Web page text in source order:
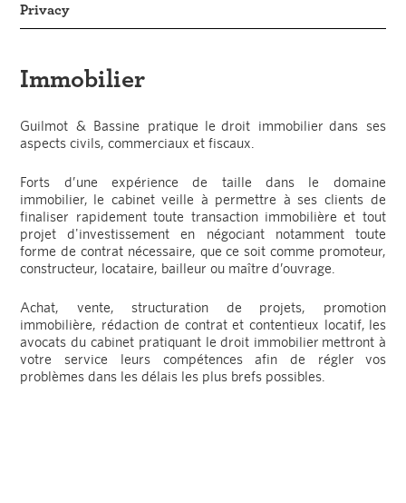
Immobilier
Guilmot & Bassine pratique le droit immobilier dans ses
aspects civils, commerciaux et fiscaux.
Forts d’une expérience de taille dans le domaine
immobilier, le cabinet veille à permettre à ses clients de
finaliser rapidement toute transaction immobilière et tout
projet d'investissement en négociant notamment toute
forme de contrat nécessaire, que ce soit comme promoteur,
constructeur, locataire, bailleur ou maître d’ouvrage.
Achat, vente, structuration de projets, promotion
immobilière, rédaction de contrat et contentieux locatif, les
avocats du cabinet pratiquant le droit immobilier mettront à
votre service leurs compétences afin de régler vos
problèmes dans les délais les plus brefs possibles.
Privacy